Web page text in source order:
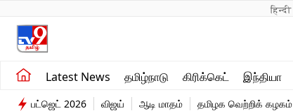
हिन्दी
Latest News தமிழ்நாடு கிரிக்கெட் இந்தியா
சமீபத்திய செய்திகள்
தமிழ்நாடு
விளையாட்டு
பட்ஜெட் 2026 விஜய் ஆடி மாதம் தமிழக வெற்றிக் கழகம்